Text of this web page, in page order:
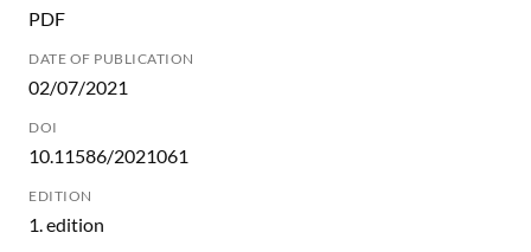
PDF
DATE OF PUBLICATION
02/07/2021
DOI
10.11586/2021061
EDITION
1. edition